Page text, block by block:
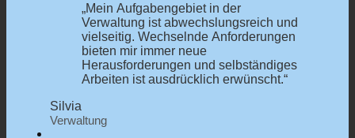
„Mein Aufgabengebiet in der
Verwaltung ist abwechslungsreich und
vielseitig. Wechselnde Anforderungen
bieten mir immer neue
Herausforderungen und selbständiges
Arbeiten ist ausdrücklich erwünscht.“
Silvia
Verwaltung